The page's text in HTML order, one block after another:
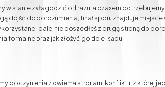
przesyłu
w stanie załagodzić od razu, a czasem
do porozumienia, finał sporu znajduje miejsce
i dalej nie doszedłeś z drugą stroną do
formalne oraz jak złożyć go do e-sądu.
do czynienia z dwiema stronami konfliktu, z której